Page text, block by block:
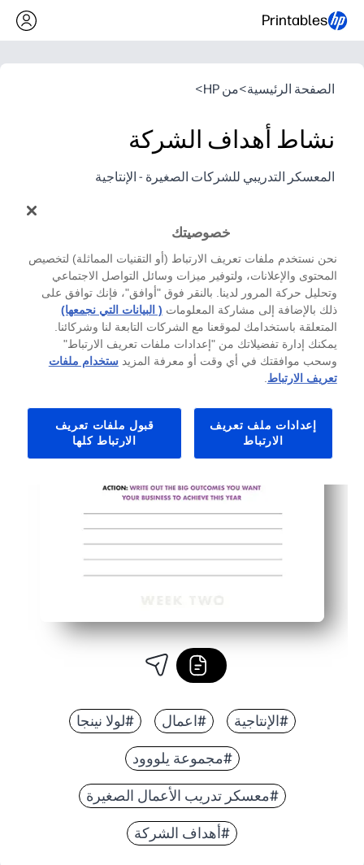
Printables
الصفحة الرئيسية>من HP >
نشاط أهداف الشركة
المعسكر التدريبي للشركات الصغيرة - الإنتاجية
#الإنتاجية #اعمال #لولا نينجا
#مجموعة يلووود
#معسكر تدريب الأعمال الصغيرة
#أهداف الشركة
خصوصيتك
نحن نستخدم ملفات تعريف الارتباط (أو التقنيات المماثلة) لتخصيص
المحتوى والإعلانات، ولتوفير ميزات وسائل التواصل الاجتماعي
وتحليل حركة المرور لدينا. بالنقر فوق "أوافق"، فإنك توافق على
ذلك بالإضافة إلى مشاركة المعلومات ( البيانات التي نجمعها)
المتعلقة باستخدامك لموقعنا مع الشركات التابعة لنا وشركائنا.
يمكنك إدارة تفضيلاتك من "إعدادات ملفات تعريف الارتباط"
وسحب موافقتك في أي وقت أو معرفة المزيدستخدام ملفات
تعريف الارتباط.
إعدادات ملف تعريف
الارتباط
قبول ملفات تعريف
الارتباط كلها